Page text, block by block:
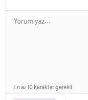
En az 10 karakter gerekli